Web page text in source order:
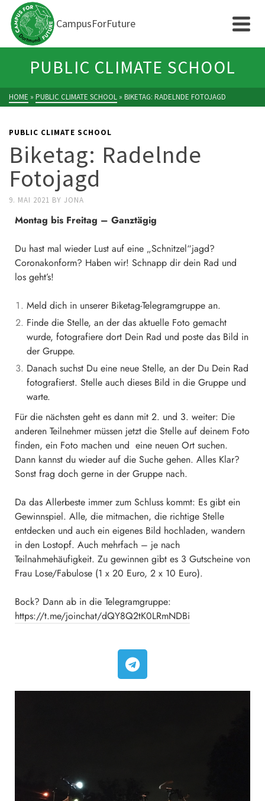
CampusForFuture
PUBLIC CLIMATE SCHOOL
HOME » PUBLIC CLIMATE SCHOOL » BIKETAG: RADELNDE FOTOJAGD
PUBLIC CLIMATE SCHOOL
Biketag: Radelnde
Fotojagd
9. MAI 2021 BY JONA
Montag bis Freitag – Ganztägig
Du hast mal wieder Lust auf eine „Schnitzel“jagd?
Coronakonform? Haben wir! Schnapp dir dein Rad und
los geht’s!
Meld dich in unserer Biketag-Telegramgruppe an.
Finde die Stelle, an der das aktuelle Foto gemacht
wurde, fotografiere dort Dein Rad und poste das Bild in
der Gruppe.
Danach suchst Du eine neue Stelle, an der Du Dein Rad
fotografierst. Stelle auch dieses Bild in die Gruppe und
warte.
Für die nächsten geht es dann mit 2. und 3. weiter: Die
anderen Teilnehmer müssen jetzt die Stelle auf deinem Foto
finden, ein Foto machen und eine neuen Ort suchen.
Dann kannst du wieder auf die Suche gehen. Alles Klar?
Sonst frag doch gerne in der Gruppe nach.
Da das Allerbeste immer zum Schluss kommt: Es gibt ein
Gewinnspiel. Alle, die mitmachen, die richtige Stelle
entdecken und auch ein eigenes Bild hochladen, wandern
in den Lostopf. Auch mehrfach – je nach
Teilnahmehäufigkeit. Zu gewinnen gibt es 3 Gutscheine von
Frau Lose/Fabulose (1 x 20 Euro, 2 x 10 Euro).
Bock? Dann ab in die Telegramgruppe:
https://t.me/joinchat/dQY8Q2tK0LRmNDBi